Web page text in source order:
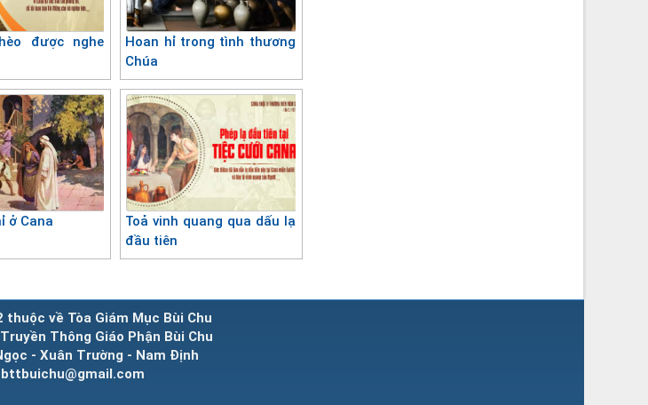
được nghe
Hoan hỉ trong tình thương
Chúa
ở Cana
Toả vinh quang qua dấu lạ
đầu tiên
về Tòa Giám Mục Bùi Chu
Thông Giáo Phận Bùi Chu
- Xuân Trường - Nam Định
bttbuichu@gmail.com